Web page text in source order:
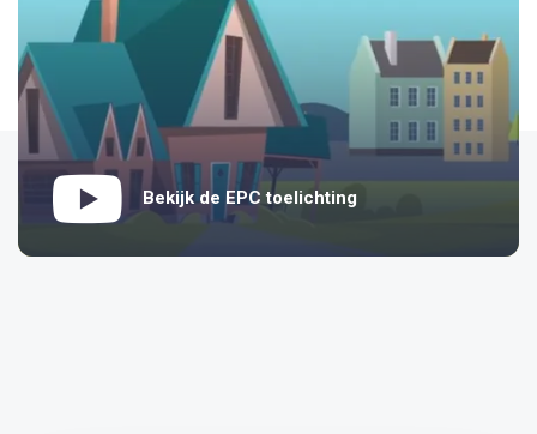
Bekijk de EPC toelichting